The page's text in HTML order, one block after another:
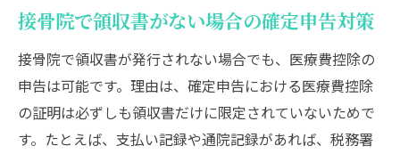
接骨院で領収書がない場合の確定申告対策
接骨院で領収書が発行されない場合でも、医療費控除の
申告は可能です。理由は、確定申告における医療費控除
の証明は必ずしも領収書だけに限定されていないためで
す。たとえば、支払い記録や通院記録があれば、税務署